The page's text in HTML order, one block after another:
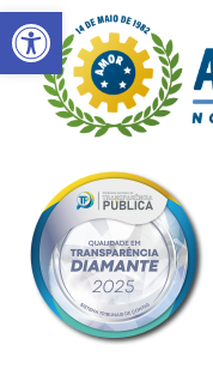
Abrir a barra de
Skip
to
content